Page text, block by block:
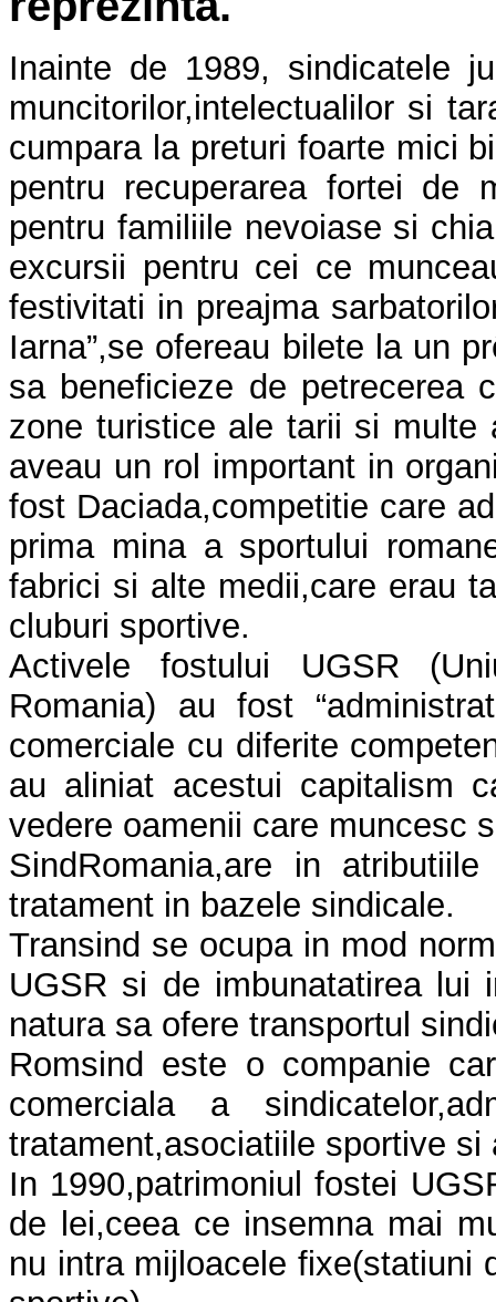
Inainte de 1989, sindicatele
muncitorilor,intelectualilor si
cumpara la preturi foarte mici
pentru recuperarea fortei de
pentru familiile nevoiase si
excursii pentru cei ce
festivitati in preajma
Iarna”,se ofereau bilete la un
sa beneficieze de petrecerea
zone turistice ale tarii si multe
aveau un rol important in
fost Daciada,competitie care
prima mina a sportului
fabrici si alte medii,care erau
cluburi sportive.
Activele fostului UGSR
Romania) au fost
comerciale cu diferite
au aliniat acestui capitalism
vedere oamenii care muncesc
SindRomania,are in
tratament in bazele sindicale.
Transind se ocupa in mod
UGSR si de imbunatatirea lui
natura sa ofere transportul
Romsind este o companie
comerciala a
tratament,asociatiile sportive si
In 1990,patrimoniul fostei
de lei,ceea ce insemna mai
nu intra mijloacele fixe(statiuni